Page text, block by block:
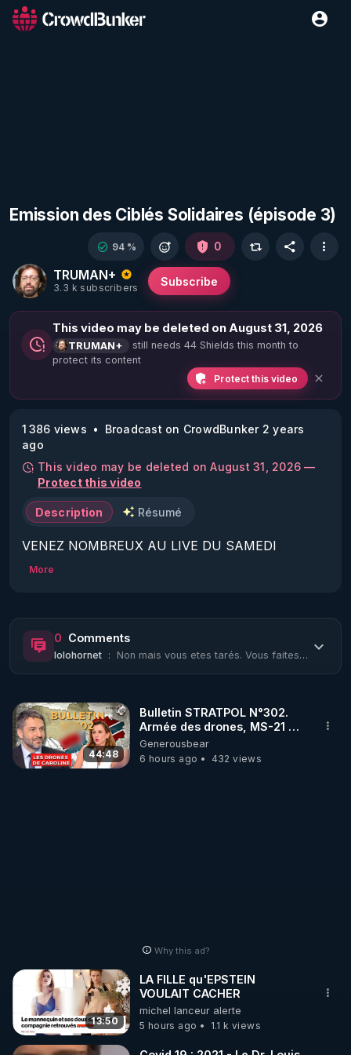
Emission des Ciblés Solidaires (épisode 3)
TRUMAN+
3.3 k subscribers
Subscribe
94 % 0
This video may be deleted on August 31, 2026
TRUMAN+
still needs 44 Shields this month to
protect its content
Protect this video
1 386 views
Broadcast on CrowdBunker 2 years
ago
This video may be deleted on August 31, 2026 —
Protect this video
Description Résumé
VENEZ NOMBREUX AU LIVE DU SAMEDI
24/02/24 20H :
MERCI DE TESTER VOUS MEMES SUR TOUTES
MES PLATEFORMES MES LIVES S'ILS
MARCHENT OU PAS :
https://crowdbunker.com/@bestofcomputer
https://vk.com/bestofcomputer
Sur Rumble (Rediffusion du Live en direct les
https://rumble.com/bestofcomputer/live
More
0 Comments
lolohornet : Non mais vous etes tarés. Vous faites subir des souffrance au animaux pour essay...
44:48
Bulletin STRATPOL N°302.
Armée des drones, MS-21 en
série, missiles coréens.
07.08.2026.
Generousbear
6 hours ago
432 views
Why this ad?
13:50
LA FILLE qu'EPSTEIN
VOULAIT CACHER
michel lanceur alerte
5 hours ago
1.1 k views